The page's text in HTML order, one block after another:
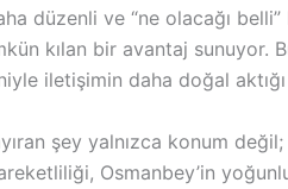
düzenli ve “ne olacağı belli”
kılan bir avantaj sunuyor.
iletişimin daha doğal
şey yalnızca konum
Osmanbey’in